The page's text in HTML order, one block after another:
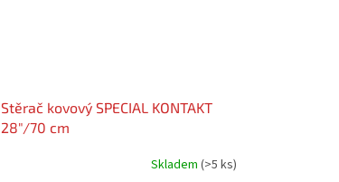
Stěrač kovový SPECIAL KONTAKT
28"/70 cm
Skladem (>5 ks)